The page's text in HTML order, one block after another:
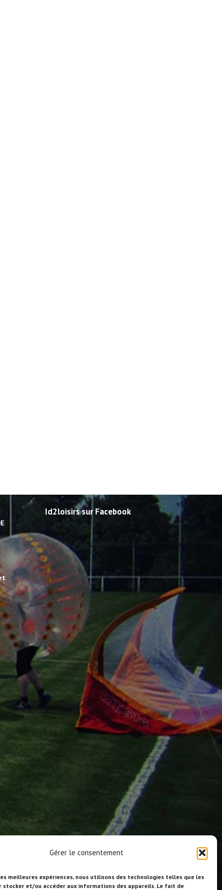
Gérer le consentement
meilleures expériences, nous utilisons des technologies telles que les
stocker et/ou accéder aux informations des appareils. Le fait de
Id2loisirs sur Facebook